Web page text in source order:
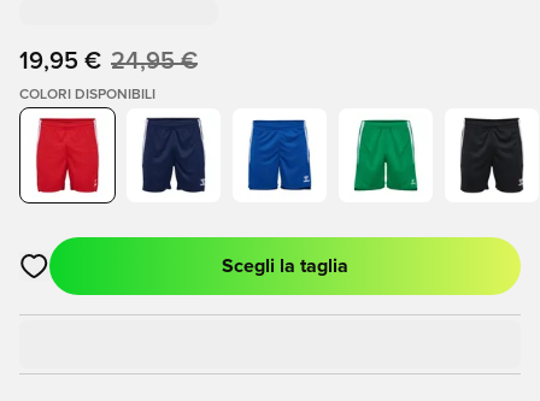
19,95 € 24,95 €
COLORI DISPONIBILI
Apre una finestra modale per accedere o registrarsi come
Scegli la taglia